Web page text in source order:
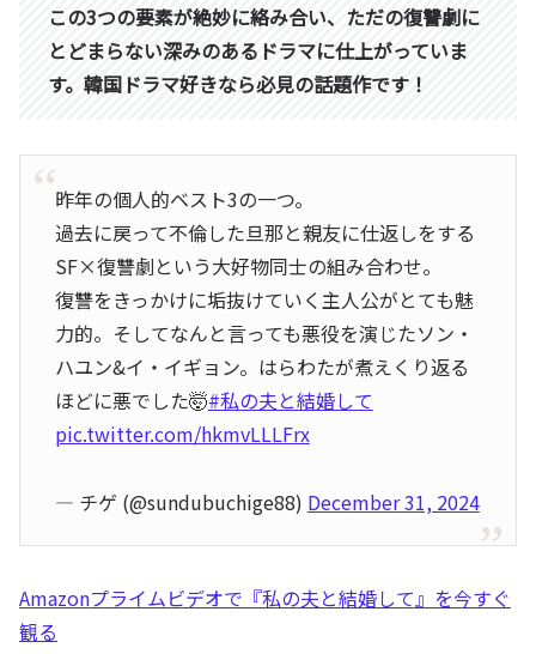
この3つの要素が絶妙に絡み合い、ただの復讐劇に
とどまらない深みのあるドラマに仕上がっていま
す。韓国ドラマ好きなら必見の話題作です！
昨年の個人的ベスト3の一つ。
過去に戻って不倫した旦那と親友に仕返しをする
SF×復讐劇という大好物同士の組み合わせ。
復讐をきっかけに垢抜けていく主人公がとても魅
力的。そしてなんと言っても悪役を演じたソン・
ハユン&イ・イギョン。はらわたが煮えくり返る
ほどに悪でした🤯#私の夫と結婚して
pic.twitter.com/hkmvLLLFrx
— チゲ (@sundubuchige88) December 31, 2024
Amazonプライムビデオで『私の夫と結婚して』を今すぐ
観る